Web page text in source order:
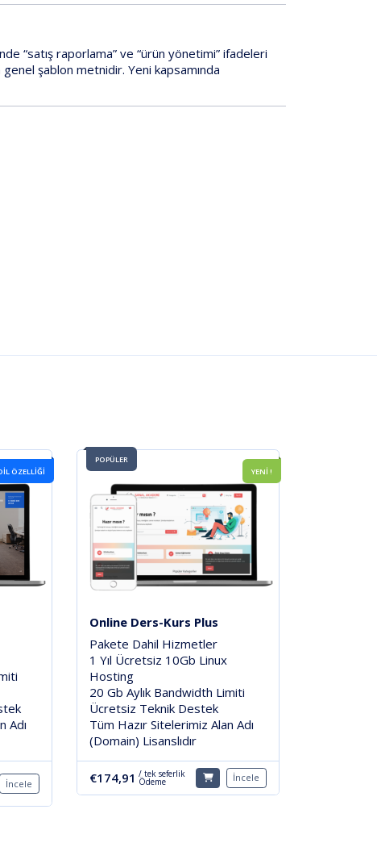
“satış raporlama” ve “ürün yönetimi” ifadeleri
genel şablon metnidir.Yeni kapsamında
ÖZELLIĞI
Adı
İncele
POPÜLER
YENİ !
Online Ders-Kurs Plus
Pakete Dahil Hizmetler
1 Yıl Ücretsiz 10Gb Linux
Hosting
20 Gb Aylık Bandwidth Limiti
Ücretsiz Teknik Destek
Tüm Hazır Sitelerimiz Alan Adı
(Domain) Lisanslıdır
€174,91 / tek seferlik
Ödeme İncele